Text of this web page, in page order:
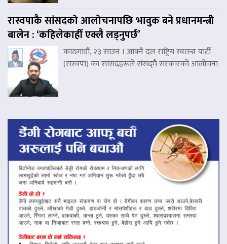
रास्वपाकै सांसदको आलोचनापछि भावुक बने प्रधानमन्त्री
बालेन : ‘कहिलेकाहीँ एक्लै लड्नुपर्छ’
काठमाडौं, २३ साउन । आफ्नै दल राष्ट्रिय स्वतन्त्र पार्टी
(रास्वपा) का सांसदहरूले संसद्‌मै सरकारको आलोचना